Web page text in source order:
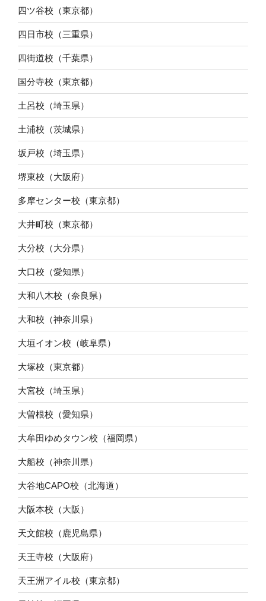
四ツ谷校（東京都）
四日市校（三重県）
四街道校（千葉県）
国分寺校（東京都）
土呂校（埼玉県）
土浦校（茨城県）
坂戸校（埼玉県）
堺東校（大阪府）
多摩センター校（東京都）
大井町校（東京都）
大分校（大分県）
大口校（愛知県）
大和八木校（奈良県）
大和校（神奈川県）
大垣イオン校（岐阜県）
大塚校（東京都）
大宮校（埼玉県）
大曽根校（愛知県）
大牟田ゆめタウン校（福岡県）
大船校（神奈川県）
大谷地CAPO校（北海道）
大阪本校（大阪）
天文館校（鹿児島県）
天王寺校（大阪府）
天王洲アイル校（東京都）